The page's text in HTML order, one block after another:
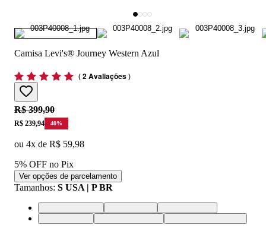
Camisa Levi's® Journey Western Azul
(2 Avaliações)
Original price:
R$ 399,90
Price:
R$ 239,94 40%
ou 4x de R$ 59,98
5% OFF no Pix
Ver opções de parcelamento
Tamanhos: S USA | P BR
XS USA | PP BRS USA | P BRM USA | M BR
L USA | G BRXL USA | GG BRXXL USA | EGG BR